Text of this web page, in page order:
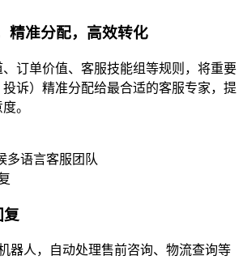
精准分配，高效转化
订单价值、客服技能组等规则，将重要
诉）精准分配给最合适的客服专家，提
。
多语言客服团队
复
器人，自动处理售前咨询、物流查询等